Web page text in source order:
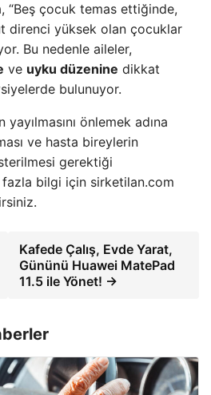
“Beş çocuk temas ettiğinde,
direnci yüksek olan çocuklar
Bu nedenle aileler,
ve uyku düzenine dikkat
bulunuyor.
yayılmasını önlemek adına
ve hasta bireylerin
gerektiği
fazla bilgi için sirketilan.com
Kafede Çalış, Evde Yarat,
Gününü Huawei MatePad
11.5 ile Yönet! →